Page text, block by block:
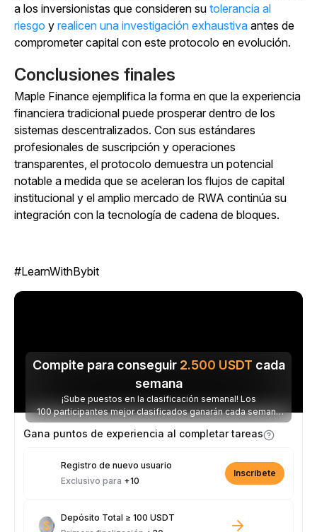
a los inversionistas que consideren su tolerancia al
riesgo y realicen una investigación exhaustiva antes de
comprometer capital con este protocolo en evolución.
Conclusiones finales
Maple Finance ejemplifica la forma en que la experiencia
financiera tradicional puede prosperar dentro de los
sistemas descentralizados. Con sus estándares
profesionales de suscripción y operaciones
transparentes, el protocolo demuestra un potencial
notable a medida que se aceleran los flujos de capital
institucional y el amplio mercado de RWA continúa su
integración con la tecnología de cadena de bloques.
#LearnWithBybit
Compite para conseguir 2.500 USDT cada
semana
¡Sube puestos en la clasificación semanal! Los
100 participantes mejor clasificados ganarán cada semana
parte de los 2.500 USDT disponibles.
Gana puntos de experiencia al completar tareas
Registro de nuevo usuario
Exclusivo para +10
Inscríbete
Depósito Total ≥ 100 USDT